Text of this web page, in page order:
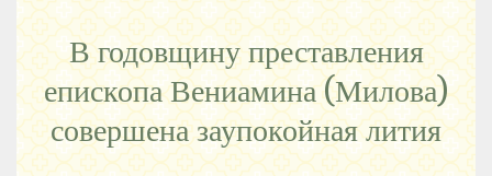
В годовщину преставления
епископа Вениамина (Милова)
совершена заупокойная лития